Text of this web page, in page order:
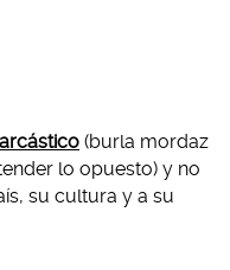
(burla mordaz
lo opuesto) y no
su cultura y a su